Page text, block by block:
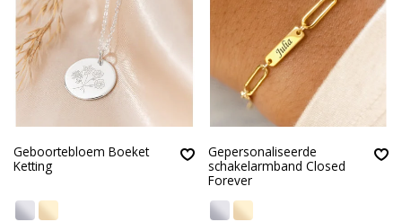
Geboortebloem Boeket
Ketting
Gepersonaliseerde
schakelarmband Closed
Forever